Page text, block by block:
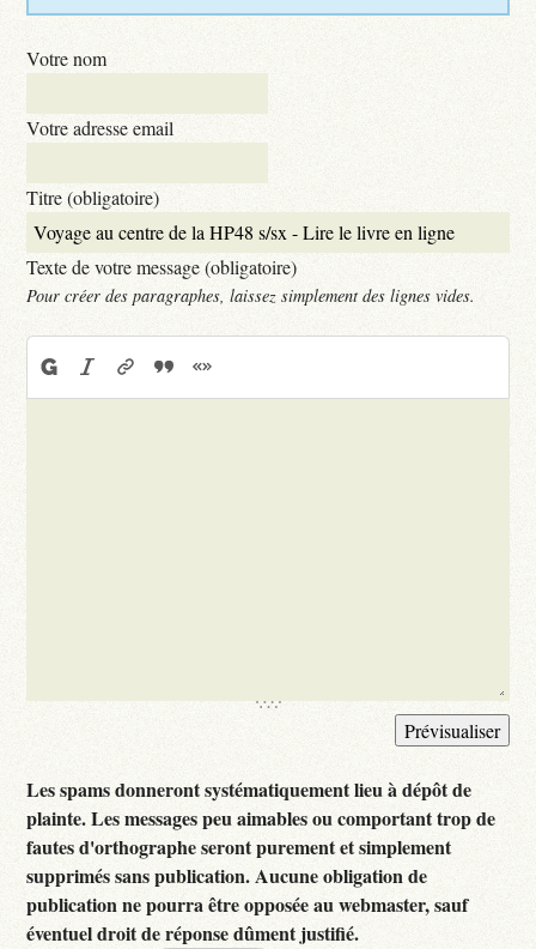
Votre nom
Votre adresse email
Titre (obligatoire)
Texte de votre message (obligatoire)
Pour créer des paragraphes, laissez simplement des lignes vides.
Les spams donneront systématiquement lieu à dépôt de
plainte. Les messages peu aimables ou comportant trop de
fautes d'orthographe seront purement et simplement
supprimés sans publication. Aucune obligation de
publication ne pourra être opposée au webmaster, sauf
éventuel droit de réponse dûment justifié.